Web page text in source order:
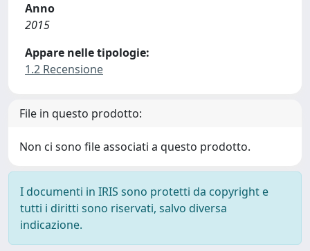
Anno
2015
Appare nelle tipologie:
1.2 Recensione
File in questo prodotto:
Non ci sono file associati a questo prodotto.
I documenti in IRIS sono protetti da copyright e
tutti i diritti sono riservati, salvo diversa
indicazione.